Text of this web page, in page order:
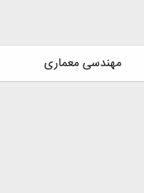
مهندسی معماری